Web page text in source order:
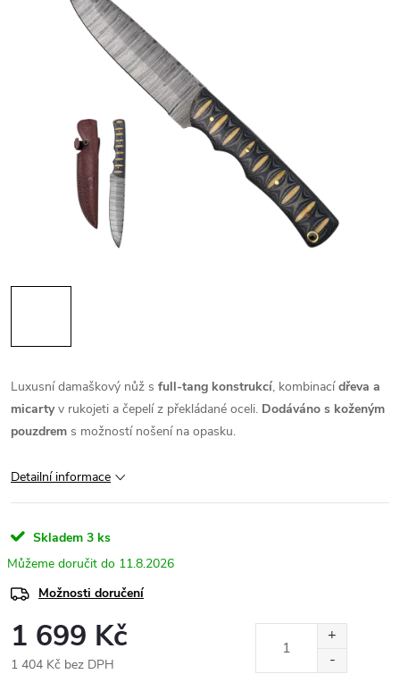
Luxusní damaškový nůž s full-tang konstrukcí, kombinacídřeva a
micartyv rukojeti a čepelí z překládané oceli. Dodáváno s koženým
pouzdrem s možností nošení na opasku.
Detailní informace
Skladem 3 ks
11.8.2026
Možnosti doručení
1 699 Kč
1 404 Kč bez DPH